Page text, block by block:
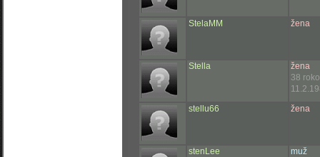
StelaMM žena
Stella
žena
38
stellu66
žena
stenLee
muž